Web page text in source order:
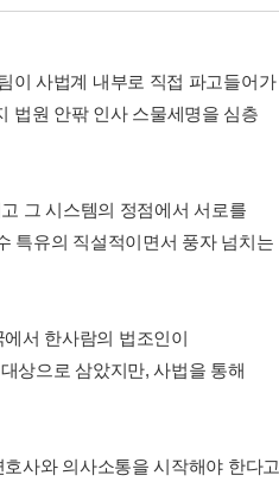
이 사법계 내부로 직접 파고들어가
법원 안팎 인사 스물세명을 심층
그 시스템의 정점에서 서로를
특유의 직설적이면서 풍자 넘치는
서 한사람의 법조인이
상으로 삼았지만, 사법을 통해
사와 의사소통을 시작해야 한다고